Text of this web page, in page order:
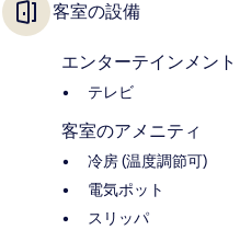
客室の設備
エンターテインメント
テレビ
客室のアメニティ
冷房 (温度調節可)
電気ポット
スリッパ